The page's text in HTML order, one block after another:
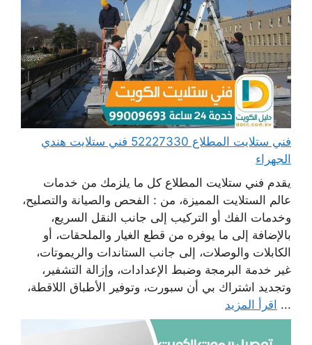
فني ستلايت المطلاع 52227330 فني ستلايت هندي
الجهراء
يقدم فني ستلايت المطلاع كل ما يلزمك من خدمات
عالم الستلايت المميزة، من : الفحص والصيانة والتصليح،
وخدمات الفك أو التركيب إلى جانب النقل السريع،
بالإضافة إلى ما يوفره من قطع الغيار والملحقات، أو
الكابلات والوصلات، إلى جانب الستاندات والريموتات،
غير خدمة البرمجة وضبط الإعدادات، وإزالة التشفير،
وتجديد اشتراك بي أن سبورت، وتوفير الأطباق اللاقطة،
... اقرأ المزيد